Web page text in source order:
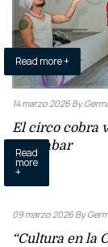
Read more +
14 marzo 2026 By
El circo cobra
Malhabar
Read
more
+
09 marzo 2026 By
“Cultura en la